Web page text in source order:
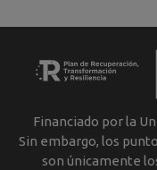
Financiado por la
Sin embargo, los
son únicamente